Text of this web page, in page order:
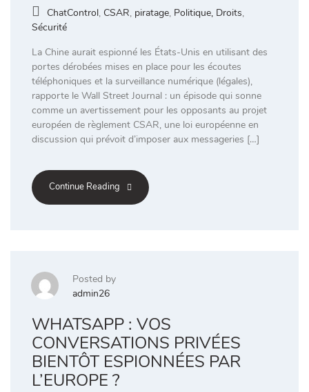
ChatControl, CSAR, piratage, Politique, Droits,
Sécurité
La Chine aurait espionné les États-Unis en utilisant des
portes dérobées mises en place pour les écoutes
téléphoniques et la surveillance numérique (légales),
rapporte le Wall Street Journal : un épisode qui sonne
comme un avertissement pour les opposants au projet
européen de règlement CSAR, une loi européenne en
discussion qui prévoit d’imposer aux messageries […]
Continue Reading
Posted by
admin26
WHATSAPP : VOS
CONVERSATIONS PRIVÉES
BIENTÔT ESPIONNÉES PAR
L’EUROPE ?